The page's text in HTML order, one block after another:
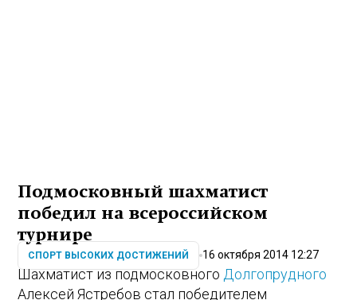
Подмосковный шахматист
победил на всероссийском
турнире
СПОРТ ВЫСОКИХ ДОСТИЖЕНИЙ 16 октября 2014 12:27
Шахматист из подмосковногоДолгопрудного
Алексей Ястребов стал победителем